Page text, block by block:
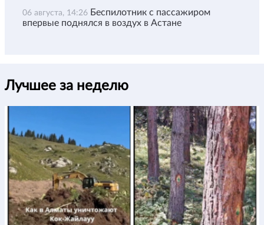
06 августа, 14:26 Беспилотник с пассажиром
впервые поднялся в воздух в Астане
Лучшее за неделю